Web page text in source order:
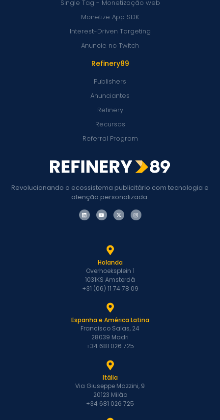
Revolucionando o ecossistema publicitário com tecnologia e
atenção personalizada.
Refinery89
Publishers
Anunciantes
Refinery
Recursos
Referral Program
Single Tag - Monetização web
Monetize App SDK
Interest-Driven Targeting
Anuncie no Twitch
Holanda
Overhoeksplein 1
1031KS Amsterdã
+31 (06) 11 74 78 09
Espanha e América Latina
Francisco Salas, 24
28039 Madri
+34 681 026 725
Itália
Via Giuseppe Mazzini, 9
20123 Milão
+34 681 026 725